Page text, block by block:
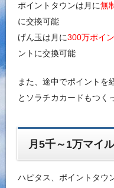
ポイントタウンは月に無
に交換可能
げん玉は月に300万ポイ
ントに交換可能
また、途中でポイントを
とソラチカカードもつく
月5千～1万マイ
ハピタス、ポイントタウ